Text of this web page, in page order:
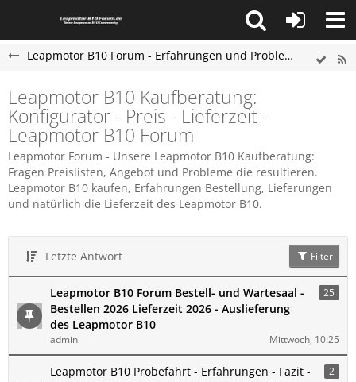
Leapmotor B10 Forum - Erfahrungen und Probleme
Leapmotor B10 Kaufberatung:
Konfigurator - Preis - Lieferzeit -
Leapmotor B10 Forum
Leapmotor Forum - Unsere Leapmotor B10 Kaufberatung:
Fragen Preislisten, Angebot und Probleme die resultieren.
Leapmotor B10 kaufen, Erfahrungen Bestellung, Lieferungen
und natürlich die Lieferzeit des Leapmotor B10.
Letzte Antwort Filter
Leapmotor B10 Forum Bestell- und Wartesaal -
Bestellen 2026 Lieferzeit 2026 - Auslieferung
des Leapmotor B10
25
admin Mittwoch, 10:25
Leapmotor B10 Probefahrt - Erfahrungen - Fazit -
2